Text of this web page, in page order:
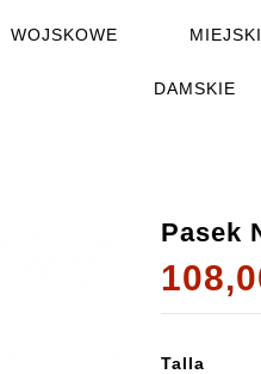
WOJSKOWE
DAMSKIE
Pasek
Talla